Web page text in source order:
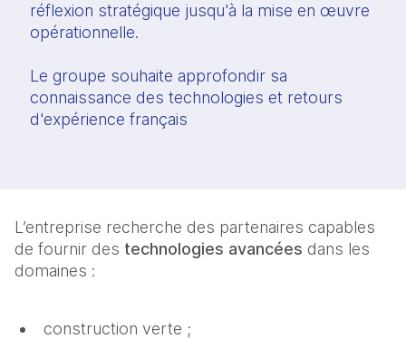
réflexion stratégique jusqu'à la mise en œuvre
opérationnelle.
Le groupe souhaite approfondir sa
connaissance des technologies et retours
d'expérience français
L’entreprise recherche des partenaires capables
de fournir des technologies avancées dans les
domaines :
construction verte ;